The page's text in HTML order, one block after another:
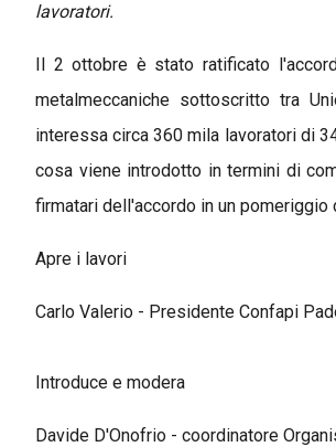
lavoratori.
Il 2 ottobre è stato ratificato
metalmeccaniche sottoscritto tra
interessa circa 360 mila lavoratori di
cosa viene introdotto in termini di
firmatari dell'accordo in un
Apre i lavori
Carlo Valerio - Presidente Confapi
Introduce e modera
Davide D'Onofrio - coordinatore